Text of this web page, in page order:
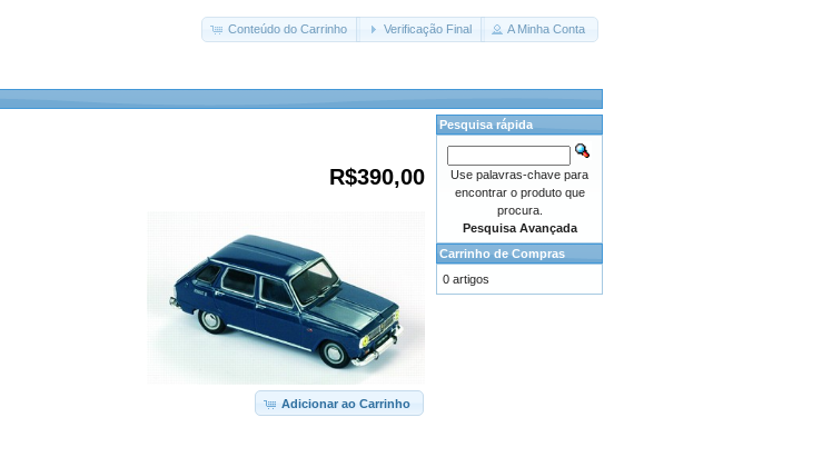
Conteúdo do Carrinho Verificação Final A Minha Conta
R$390,00
Adicionar ao Carrinho
Pesquisa rápida
Use palavras-chave para
encontrar o produto que
procura.
Pesquisa Avançada
Carrinho de Compras
0 artigos